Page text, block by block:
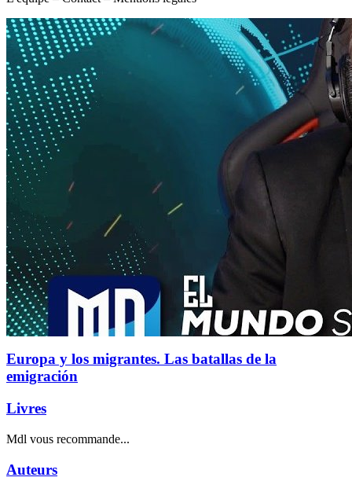
Europa y los migrantes. Las batallas de la
emigración
Livres
Mdl vous recommande...
Auteurs